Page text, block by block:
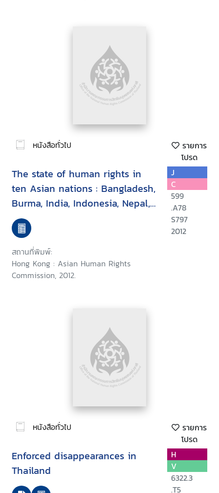
หนังสือทั่วไป
รายการ
โปรด
The state of human rights in
ten Asian nations : Bangladesh,
Burma, India, Indonesia, Nepal,
Pakistan,Philippines, South
Korea, Sri Lanka, Thailand
สถานที่พิมพ์:
Hong Kong : Asian Human Rights
Commission, 2012.
J
C
599
.A78
S797
2012
หนังสือทั่วไป
รายการ
โปรด
Enforced disappearances in
Thailand
H
V
6322.3
.T5